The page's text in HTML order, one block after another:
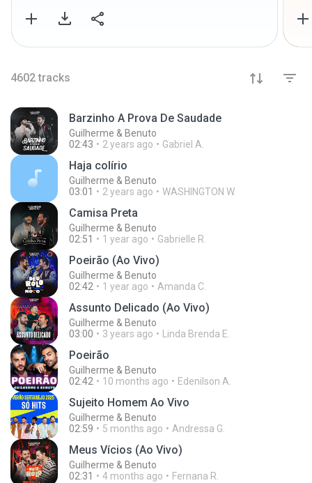
4602 tracks
Barzinho A Prova De Saudade
Guilherme & Benuto
02:43
2 years ago Gabriel A.
Haja colírio
Guilherme & Benuto
03:01
2 years ago WASHINGTON W.
Camisa Preta
Guilherme & Benuto
02:51
1 year ago Gabrielle R.
Poeirão (Ao Vivo)
Guilherme & Benuto
02:42
1 year ago Amanda C.
Assunto Delicado (Ao Vivo)
Guilherme & Benuto
03:00
3 years ago Linda Brenda E.
Poeirão
Guilherme & Benuto
02:42
10 months ago Edenilson A.
Sujeito Homem Ao Vivo
Guilherme & Benuto
02:59
5 months ago Andressa G.
Meus Vícios (Ao Vivo)
Guilherme & Benuto
02:31
4 months ago Fernana R.